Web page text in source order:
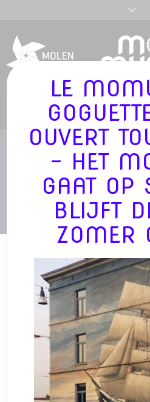
PROJECT
MOMUSE
LE
OUVERT
- HET
GAAT OP
BLIJFT
ZOMER